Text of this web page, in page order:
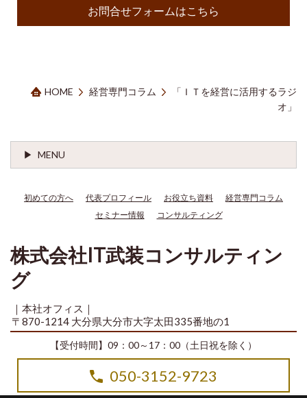
お問合せフォームはこちら
HOME 経営専門コラム
「ＩＴを経営に活用するラジ
オ」
MENU
初めての方へ 代表プロフィール お役立ち資料
経営専門コラム
セミナー情報
コンサルティング
株式会社IT武装コンサルティン
グ
｜本社オフィス｜
〒870-1214 大分県大分市大字太田335番地の1
【受付時間】09：00～17：00（土日祝を除く）
050-3152-9723